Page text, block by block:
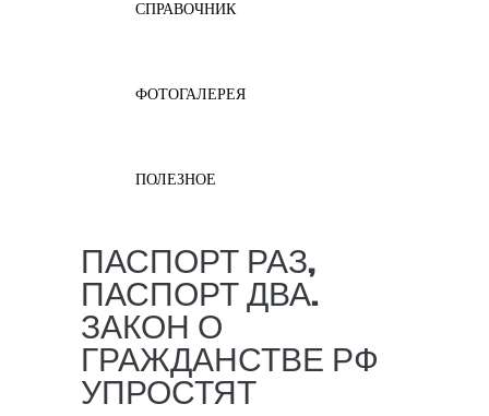
СПРАВОЧНИК
ФОТОГАЛЕРЕЯ
ПОЛЕЗНОЕ
ПАСПОРТ РАЗ,
ПАСПОРТ ДВА.
ЗАКОН О
ГРАЖДАНСТВЕ РФ
УПРОСТЯТ